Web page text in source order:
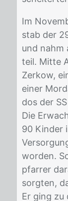
Im
stab der
und nahm
teil. Mit­te
Zer­kow,
ei­ner
dos der
Die
90 Kin­der
wor­den.
pfar­rer
sorg­ten,
Er ging zu